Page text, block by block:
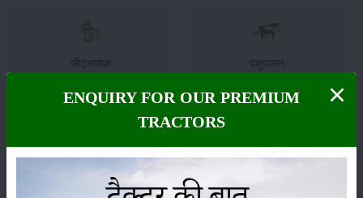
कीटनाशक पशुपालन
ENQUIRY FOR OUR PREMIUM
TRACTORS